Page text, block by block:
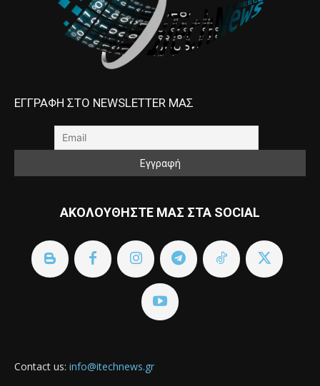
ΕΓΓΡΑΦΗ ΣΤΟ NEWSLETTER ΜΑΣ
ΑΚΟΛΟΥΘΗΣΤΕ ΜΑΣ ΣΤΑ SOCIAL
Contact us: info@itechnews.gr